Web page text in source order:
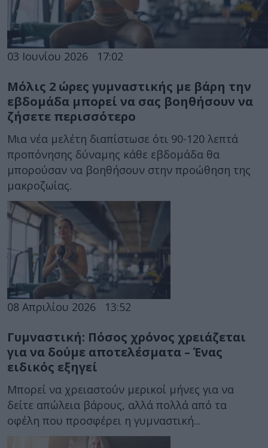
03 Ιουνίου 2026 17:02
Μόλις 2 ώρες γυμναστικής με βάρη την
εβδομάδα μπορεί να σας βοηθήσουν να
ζήσετε περισσότερο
Μια νέα μελέτη διαπίστωσε ότι 90-120 λεπτά
προπόνησης δύναμης κάθε εβδομάδα θα
μπορούσαν να βοηθήσουν στην προώθηση της
μακροζωίας.
08 Απριλίου 2026 13:52
Γυμναστική: Πόσος χρόνος χρειάζεται
για να δούμε αποτελέσματα – Ένας
ειδικός εξηγεί
Μπορεί να χρειαστούν μερικοί μήνες για να
δείτε απώλεια βάρους, αλλά πολλά από τα
οφέλη που προσφέρει η γυμναστική...